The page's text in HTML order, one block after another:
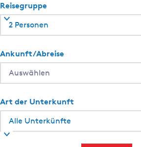
Reisegruppe
2 Personen
Ankunft/Abreise
Art der Unterkunft